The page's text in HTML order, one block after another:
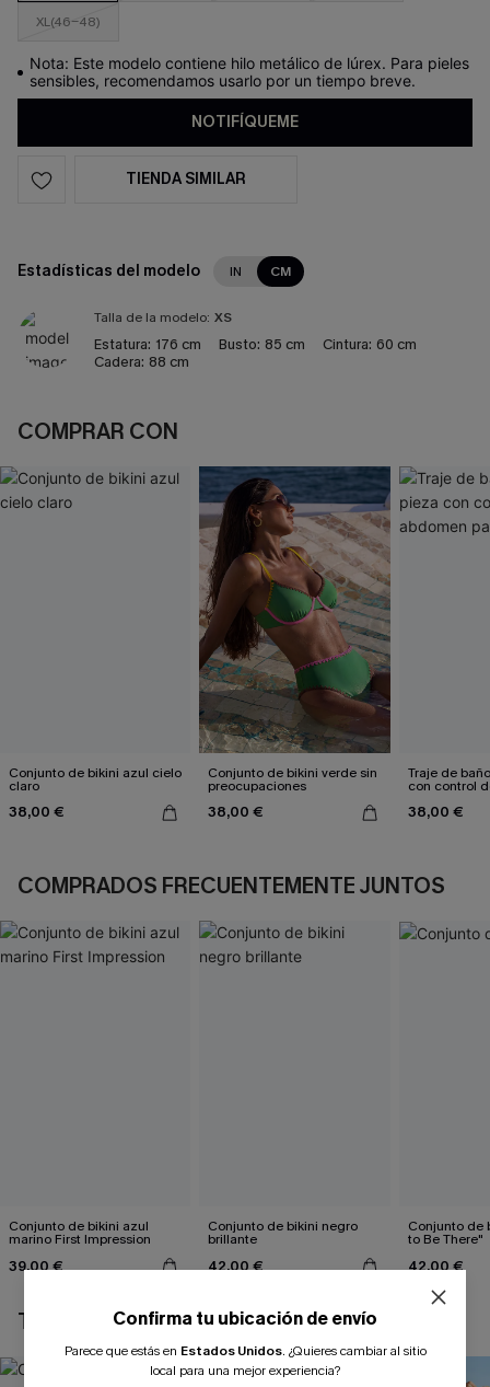
XL(46-48)
Nota: Este modelo contiene hilo metálico de lúrex. Para pieles
sensibles, recomendamos usarlo por un tiempo breve.
NOTIFÍQUEME
TIENDA SIMILAR
Estadísticas del modelo IN CM
Talla de la modelo: XS
Estatura: 176 cm Busto: 85 cm Cintura: 60 cm
Cadera: 88 cm
COMPRAR CON
Conjunto de bikini azul cielo
claro
38,00 €
Conjunto de bikini verde sin
preocupaciones
38,00 €
Traje de
con control
38,00 €
COMPRADOS FRECUENTEMENTE JUNTOS
Conjunto de bikini azul
marino First Impression
39,00 €
Conjunto de bikini negro
brillante
42,00 €
Conjunto de
to Be There"
42,00 €
TAMBIÉN TE PUEDE GUSTAR
Confirma tu ubicación de envío
Parece que estás en Estados Unidos. ¿Quieres cambiar al sitio
local para una mejor experiencia?